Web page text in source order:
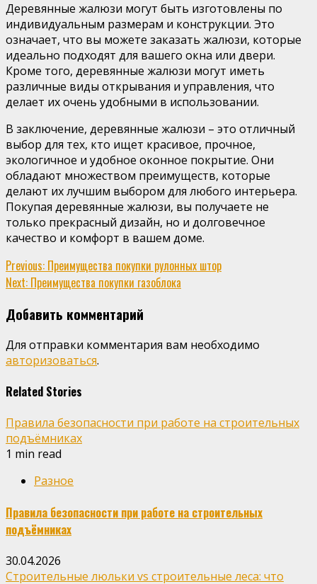
Деревянные жалюзи могут быть изготовлены по
индивидуальным размерам и конструкции. Это
означает, что вы можете заказать жалюзи, которые
идеально подходят для вашего окна или двери.
Кроме того, деревянные жалюзи могут иметь
различные виды открывания и управления, что
делает их очень удобными в использовании.
В заключение, деревянные жалюзи – это отличный
выбор для тех, кто ищет красивое, прочное,
экологичное и удобное оконное покрытие. Они
обладают множеством преимуществ, которые
делают их лучшим выбором для любого интерьера.
Покупая деревянные жалюзи, вы получаете не
только прекрасный дизайн, но и долговечное
качество и комфорт в вашем доме.
Continue
Reading
Previous: Преимущества покупки рулонных штор
Next: Преимущества покупки газоблока
Добавить комментарий
Для отправки комментария вам необходимо
авторизоваться.
Related Stories
Правила безопасности при работе на строительных
подъёмниках
1 min read
Разное
Правила безопасности при работе на строительных
подъёмниках
30.04.2026
Строительные люльки vs строительные леса: что